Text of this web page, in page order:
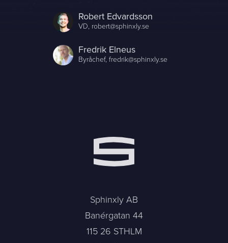
+468-665 00 30
hej@sphinxly.se
Befintlig kund? Support
Robert Edvardsson
VD, robert@sphinxly.se
Fredrik Elneus
Byråchef,fredrik@sphinxly.se
Sphinxly AB
Banérgatan 44
115 26 STHLM